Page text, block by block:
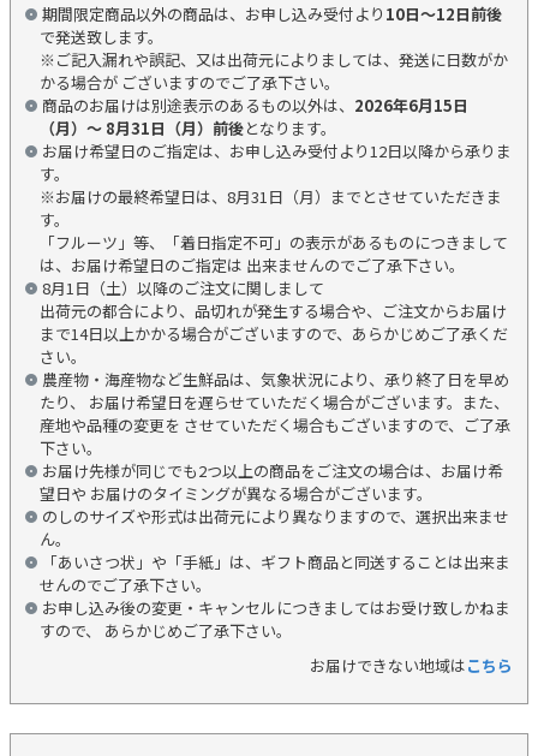
期間限定商品以外の商品は、お申し込み受付より 10日～12日前後
で発送致します。
※ご記入漏れや誤記、又は出荷元によりましては、発送に日数がか
かる場合が ございますのでご了承下さい。
商品のお届けは別途表示のあるもの以外は、 2026年6月15日
（月）～ 8月31日（月）前後となります。
お届け希望日のご指定は、お申し込み受付より12日以降から承りま
す。
※お届けの最終希望日は、8月31日（月）までとさせていただきま
す。
「フルーツ」等、「着日指定不可」の表示があるものにつきまして
は、お届け希望日のご指定は 出来ませんのでご了承下さい。
8月1日（土）以降のご注文に関しまして
出荷元の都合により、品切れが発生する場合や、ご注文からお届け
まで14日以上かかる場合がございますので、あらかじめご了承くだ
さい。
農産物・海産物など生鮮品は、気象状況により、承り終了日を早め
たり、 お届け希望日を遅らせていただく場合がございます。また、
産地や品種の変更を させていただく場合もございますので、ご了承
下さい。
お届け先様が同じでも2つ以上の商品をご注文の場合は、お届け希
望日や お届けのタイミングが異なる場合がございます。
のしのサイズや形式は出荷元により異なりますので、選択出来ませ
ん。
「あいさつ状」や「手紙」は、ギフト商品と同送することは出来ま
せんのでご了承下さい。
お申し込み後の変更・キャンセルにつきましてはお受け致しかねま
すので、 あらかじめご了承下さい。
お届けできない地域はこちら